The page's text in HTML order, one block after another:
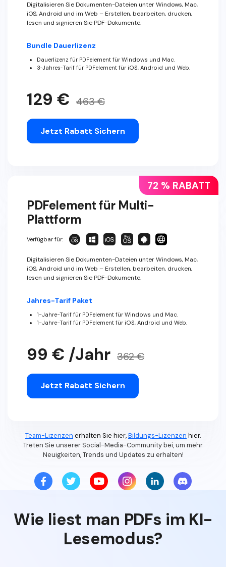
Digitalisieren Sie Dokumenten-Dateien unter Windows, Mac,
iOS, Android und im Web – Erstellen, bearbeiten, drucken,
lesen und signieren Sie PDF-Dokumente.
Bundle Dauerlizenz
Dauerlizenz für PDFelement für Windows und Mac.
3‑Jahres‑Tarif für PDFelement für iOS, Android und Web.
129 € 463 €
Jetzt Rabatt Sichern
72 % RABATT
PDFelement für Multi-
Plattform
Verfügbar für:
Digitalisieren Sie Dokumenten-Dateien unter Windows, Mac,
iOS, Android und im Web – Erstellen, bearbeiten, drucken,
lesen und signieren Sie PDF-Dokumente.
Jahres-Tarif Paket
1-Jahre-Tarif für PDFelement für Windows und Mac.
1-Jahre-Tarif für PDFelement für iOS, Android und Web.
99 € /Jahr 362 €
Jetzt Rabatt Sichern
Team-Lizenzen erhalten Sie hier,Bildungs-Lizenzen hier.
Treten Sie unserer Social-Media-Community bei, um mehr
Neuigkeiten, Trends und Updates zu erhalten!
Wie liest man PDFs im KI-
Lesemodus?